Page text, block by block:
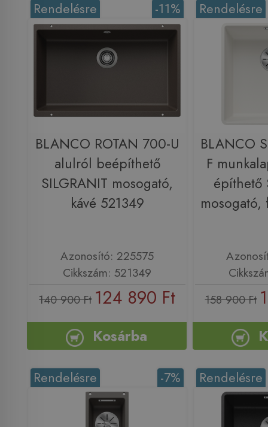
-11%
Rendelésre
BLANCO ROTAN 700-U
alulról beépíthető
SILGRANIT mosogató,
kávé 521349
Azonosító: 225575
Cikkszám: 521349
140 900 Ft 124 890 Ft
Kosárba
Rendelésre
BLANCO
F
építhető
158 900 Ft
-7%
Rendelésre Rendelésre